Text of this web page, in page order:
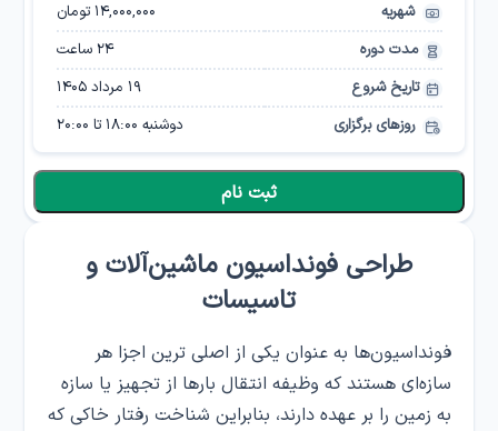
طراحی فونداسیون ماشین‌آلات و
تاسیسات
فونداسیون‌ها به عنوان یکی از اصلی ترین اجزا هر
سازه‌ای هستند که وظیفه انتقال بارها از تجهیز یا سازه
به زمین را بر عهده دارند، بنابراین شناخت رفتار خاکی که
شهریه
۱۴,۰۰۰,۰۰۰ تومان
مدت دوره
24 ساعت
تاریخ شروع
۱۹ مرداد ۱۴۰۵
روزهای برگزاری
دوشنبه 18:00 تا 20:00
ثبت نام